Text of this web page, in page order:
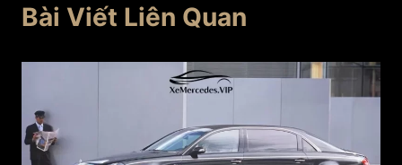
Bài Viết Liên Quan